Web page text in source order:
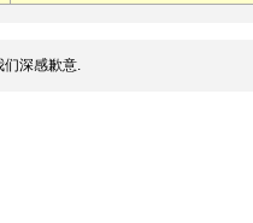
深感歉意.